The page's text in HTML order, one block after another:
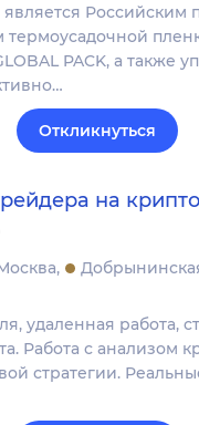
Российским
термоусадочной
PACK, а также
Откликнуться
на
удаленная работа,
Работа с анализом
стратегии.